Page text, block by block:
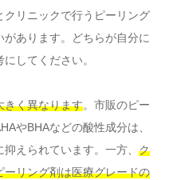
リニックで行うピーリング
あります。どちらが自分に
してください。
きく異なります。市販のピー
やBHAなどの酸性成分は、
えられています。一方、 ク
リング剤は医療グレードの